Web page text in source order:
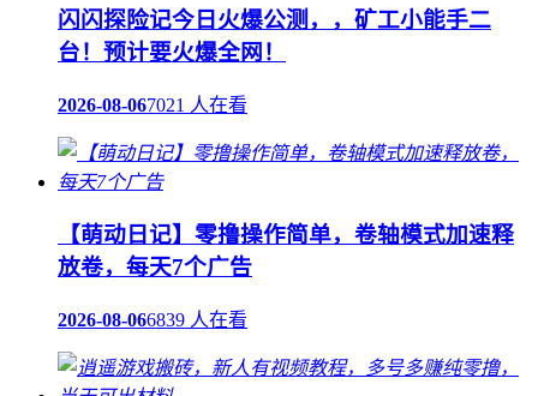
闪闪探险记今日火爆公测，，矿工小能手二
台！预计要火爆全网！
2026-08-067021 人在看
【萌动日记】零撸操作简单，卷轴模式加速释
放卷，每天7个广告
2026-08-066839 人在看